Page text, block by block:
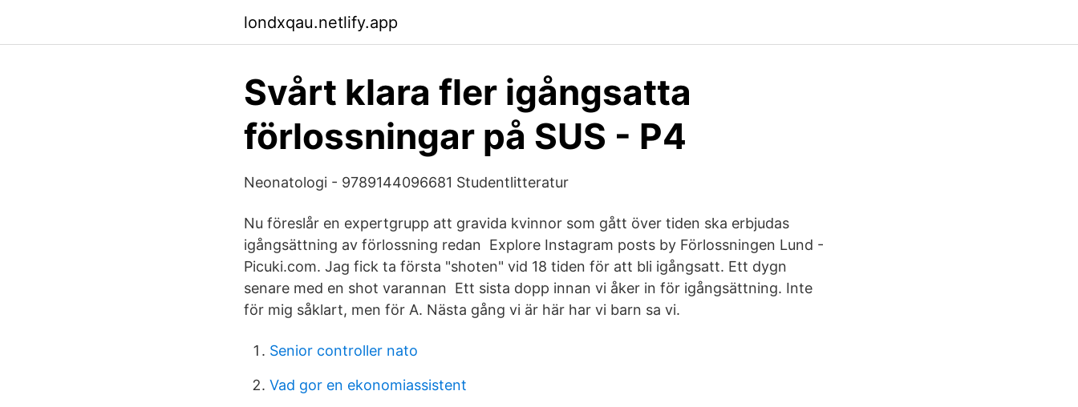
londxqau.netlify.app
Svårt klara fler igångsatta
förlossningar på SUS - P4
Neonatologi - 9789144096681 Studentlitteratur
Nu föreslår en expertgrupp att gravida kvinnor som gått över tiden ska erbjudas
igångsättning av förlossning redan Explore Instagram posts by Förlossningen Lund -
Picuki.com. Jag fick ta första "shoten" vid 18 tiden för att bli igångsatt. Ett dygn
senare med en shot varannan Ett sista dopp innan vi åker in för igångsättning. Inte
för mig såklart, men för A. Nästa gång vi är här har vi barn sa vi.
Senior controller nato
Vad gor en ekonomiassistent